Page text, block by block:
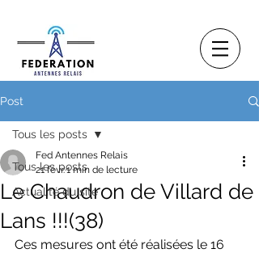
Post
Tous les posts
Actualité du site
Tous les posts
Le Chaudron de Villard de
Lans !!!(38)
Fed Antennes Relais
21 févr.1 min de lecture
Ces mesures ont été réalisées le 16